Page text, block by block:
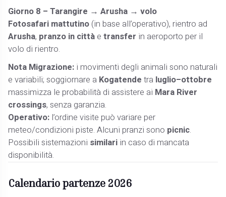
Giorno 8 – Tarangire → Arusha → volo
Fotosafari mattutino (in base all’operativo), rientro ad
Arusha, pranzo in cittàetransfer in aeroporto per il
volo di rientro.
Nota Migrazione: i movimenti degli animali sono naturali
e variabili; soggiornare a Kogatende tra luglio–ottobre
massimizza le probabilità di assistere ai Mara River
crossings, senza garanzia.
Operativo: l’ordine visite può variare per
meteo/condizioni piste. Alcuni pranzi sono picnic.
Possibili sistemazioni similari in caso di mancata
disponibilità.
Calendario partenze 2026